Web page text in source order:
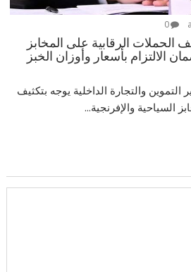
0
الحملات الرقابية على المخابز
الالتزام بأسعار وأوزان الخبز
والتجارة الداخلية يوجه بتكثيف
السياحية والإفرنجية...